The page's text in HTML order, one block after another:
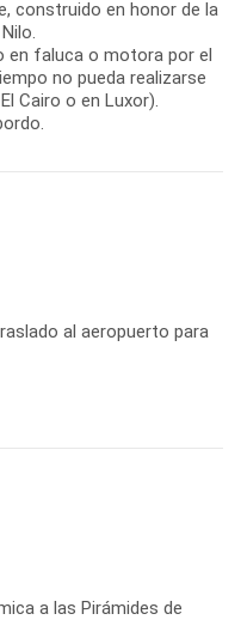
construido en honor de la
en faluca o motora por el
no pueda realizarse
Cairo o en Luxor).
al aeropuerto para
a las Pirámides de